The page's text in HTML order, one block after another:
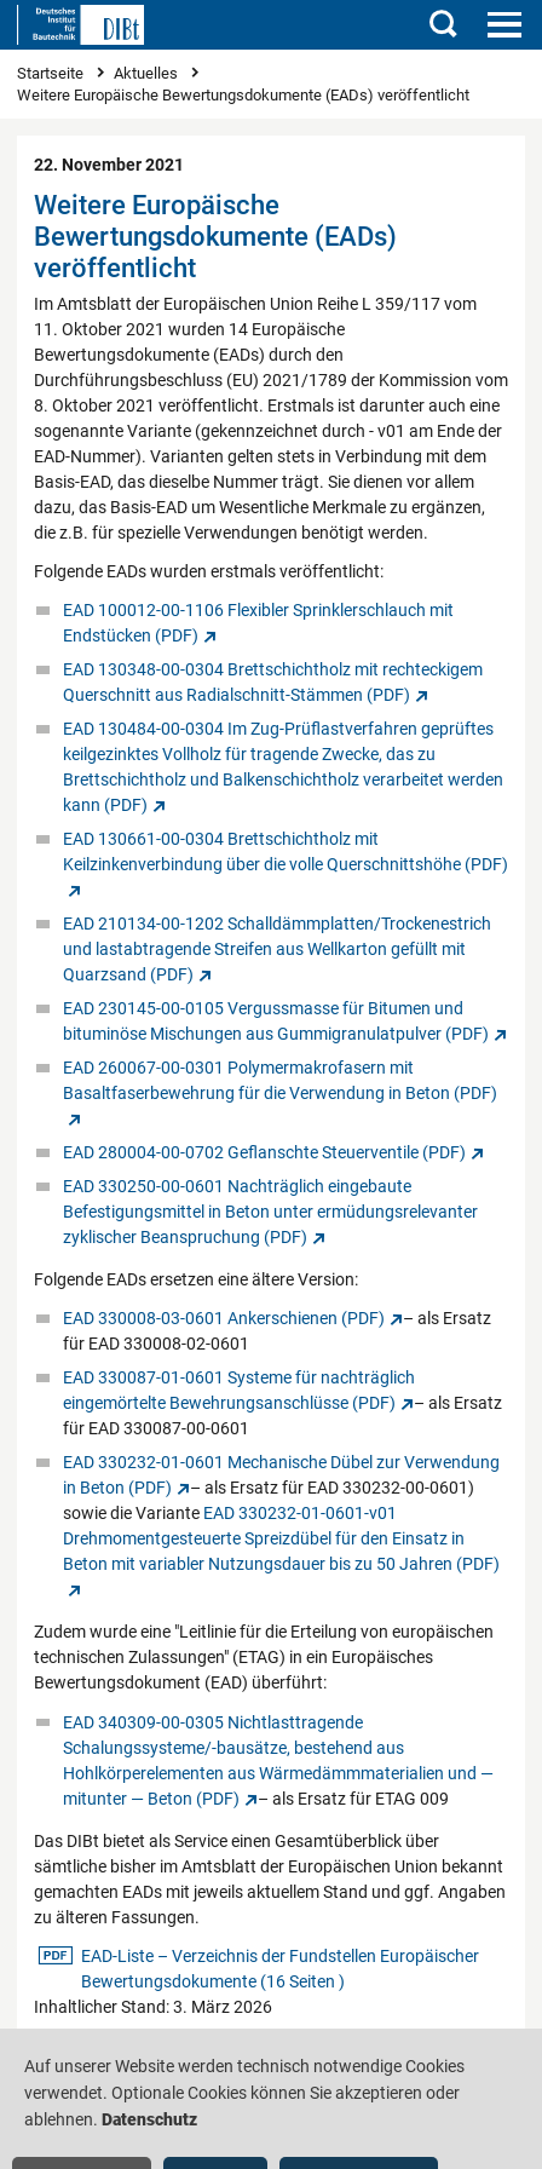
Suchen
Sie sind hier
Startseite
Aktuelles
Weitere Europäische Bewertungsdokumente (EADs) veröffentlicht
22. November 2021
Weitere Europäische
Bewertungsdokumente (EADs)
veröffentlicht
Im Amtsblatt der Europäischen Union Reihe L 359/117 vom
11. Oktober 2021 wurden 14 Europäische
Bewertungsdokumente (EADs) durch den
Durchführungsbeschluss (EU) 2021/1789 der Kommission vom
8. Oktober 2021 veröffentlicht. Erstmals ist darunter auch eine
sogenannte Variante (gekennzeichnet durch - v01 am Ende der
EAD-Nummer). Varianten gelten stets in Verbindung mit dem
Basis-EAD, das dieselbe Nummer trägt. Sie dienen vor allem
dazu, das Basis-EAD um Wesentliche Merkmale zu ergänzen,
die z.B. für spezielle Verwendungen benötigt werden.
Folgende EADs wurden erstmals veröffentlicht:
EAD 100012-00-1106 Flexibler Sprinklerschlauch mit
Endstücken (PDF)
EAD 130348-00-0304 Brettschichtholz mit rechteckigem
Querschnitt aus Radialschnitt-Stämmen (PDF)
EAD 130484-00-0304 Im Zug-Prüflastverfahren geprüftes
keilgezinktes Vollholz für tragende Zwecke, das zu
Brettschichtholz und Balkenschichtholz verarbeitet werden
kann (PDF)
EAD 130661-00-0304 Brettschichtholz mit
Keilzinkenverbindung über die volle Querschnittshöhe (PDF)
EAD 210134-00-1202 Schalldämmplatten/Trockenestrich
und lastabtragende Streifen aus Wellkarton gefüllt mit
Quarzsand (PDF)
EAD 230145-00-0105 Vergussmasse für Bitumen und
bituminöse Mischungen aus Gummigranulatpulver (PDF)
EAD 260067-00-0301 Polymermakrofasern mit
Basaltfaserbewehrung für die Verwendung in Beton (PDF)
EAD 280004-00-0702 Geflanschte Steuerventile (PDF)
EAD 330250-00-0601 Nachträglich eingebaute
Befestigungsmittel in Beton unter ermüdungsrelevanter
zyklischer Beanspruchung (PDF)
Folgende EADs ersetzen eine ältere Version:
EAD 330008-03-0601 Ankerschienen (PDF)
– als Ersatz
für EAD 330008-02-0601
EAD 330087-01-0601 Systeme für nachträglich
eingemörtelte Bewehrungsanschlüsse (PDF)
– als Ersatz
für EAD 330087-00-0601
EAD 330232-01-0601 Mechanische Dübel zur Verwendung
in Beton (PDF)
– als Ersatz für EAD 330232-00-0601)
sowie die Variante EAD 330232-01-0601-v01
Drehmomentgesteuerte Spreizdübel für den Einsatz in
Beton mit variabler Nutzungsdauer bis zu 50 Jahren (PDF)
Zudem wurde eine "Leitlinie für die Erteilung von europäischen
technischen Zulassungen" (ETAG) in ein Europäisches
Bewertungsdokument (EAD) überführt:
EAD 340309-00-0305 Nichtlasttragende
Schalungssysteme/-bausätze, bestehend aus
Hohlkörperelementen aus Wärmedämmmaterialien und —
mitunter — Beton (PDF)
– als Ersatz für ETAG 009
Das DIBt bietet als Service einen Gesamtüberblick über
sämtliche bisher im Amtsblatt der Europäischen Union bekannt
gemachten EADs mit jeweils aktuellem Stand und ggf. Angaben
zu älteren Fassungen.
pdf-Datei
EAD-Liste – Verzeichnis der Fundstellen Europäischer
Bewertungsdokumente (16 Seiten )
Inhaltlicher Stand: 3. März 2026
Auf unserer Website werden technisch notwendige Cookies
verwendet. Optionale Cookies können Sie akzeptieren oder
ablehnen. Datenschutz